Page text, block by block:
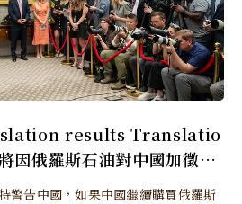
results Translatio
俄羅斯石油對中國加徵更
警告中國，如果中國繼續購買俄羅斯